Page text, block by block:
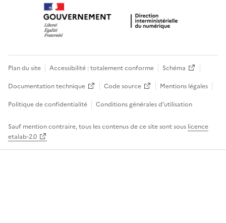
Plan du site Accessibilité : totalement conforme
Schéma
Documentation technique
Code source
Mentions légales
Politique de confidentialité
Conditions générales d’utilisation
Sauf mention contraire, tous les contenus de ce site sont sous licence
etalab-2.0